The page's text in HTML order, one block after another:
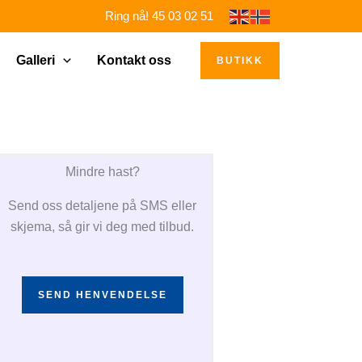
Ring nå! 45 03 02 51
Galleri Kontakt oss BUTIKK
Mindre hast?
Send oss detaljene på SMS eller
skjema, så gir vi deg med tilbud.
SEND HENVENDELSE